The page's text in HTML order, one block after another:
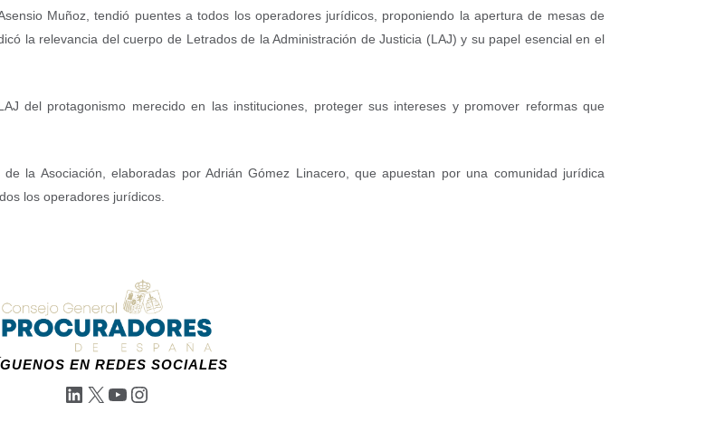
Muñoz, tendió puentes a todos los operadores jurídicos, proponiendo la apertura de mesas de
la relevancia del cuerpo de Letrados de la Administración de Justicia (LAJ) y su papel esencial en el
del protagonismo merecido en las instituciones, proteger sus intereses y promover reformas que
la Asociación, elaboradas por Adrián Gómez Linacero, que apuestan por una comunidad jurídica
los operadores jurídicos.
EN REDES SOCIALES
LinkedIn
X YouTube
Instagram